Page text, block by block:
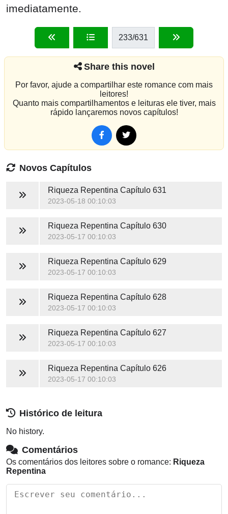
imediatamente.
233/631
Share this novel
Por favor, ajude a compartilhar este romance com mais
leitores!
Quanto mais compartilhamentos e leituras ele tiver, mais
rápido lançaremos novos capítulos!
Novos Capítulos
Riqueza Repentina Capítulo 631
2023-05-18 00:10:03
Riqueza Repentina Capítulo 630
2023-05-17 00:10:03
Riqueza Repentina Capítulo 629
2023-05-17 00:10:03
Riqueza Repentina Capítulo 628
2023-05-17 00:10:03
Riqueza Repentina Capítulo 627
2023-05-17 00:10:03
Riqueza Repentina Capítulo 626
2023-05-17 00:10:03
Histórico de leitura
No history.
Comentários
Os comentários dos leitores sobre o romance: Riqueza
Repentina